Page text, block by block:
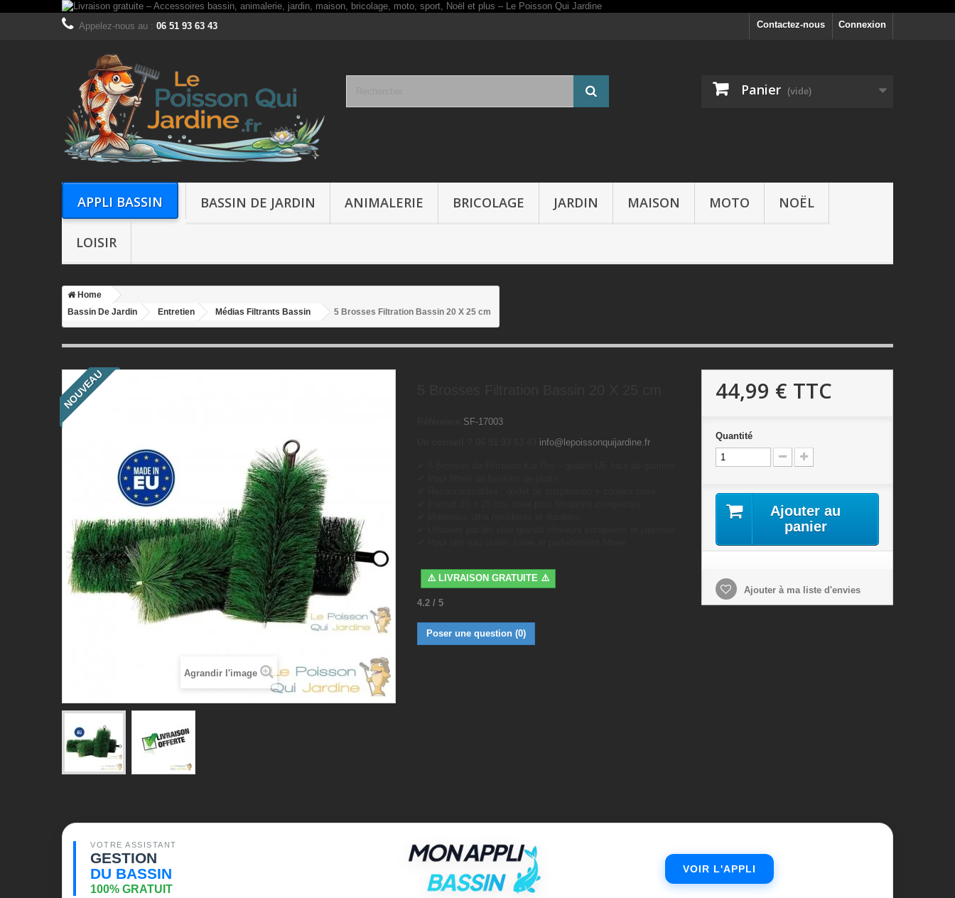
Connexion
Contactez-nous
Appelez-nous au : 06 51 93 63 43
Panier (vide)
APPLI BASSIN BASSIN DE JARDIN ANIMALERIE BRICOLAGE JARDIN MAISON MOTO NOËL
LOISIR
Home
Bassin De Jardin
Entretien Médias Filtrants Bassin 5 Brosses Filtration Bassin 20 X 25 cm
NOUVEAU
Agrandir l'image
SF-17003
info@lepoissonquijardine.fr
⚠️ LIVRAISON GRATUITE ⚠️
4.2 / 5
Poser une question (0)
44,99 € TTC
Quantité
Ajouter au
panier
Ajouter à ma liste d'envies
VOTRE ASSISTANT
GESTION
DU BASSIN
100% GRATUIT
VOIR L'APPLI